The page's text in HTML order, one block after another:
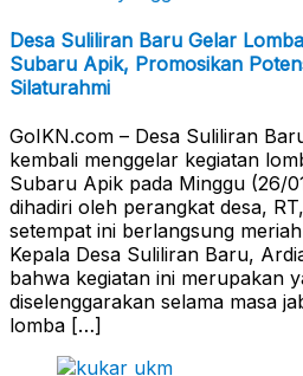
Desa Suliliran Baru Gelar
Subaru Apik, Promosikan
Silaturahmi
GoIKN.com – Desa Suliliran
kembali menggelar kegiatan
Subaru Apik pada Minggu (26/
dihadiri oleh perangkat desa,
setempat ini berlangsung
Kepala Desa Suliliran Baru,
bahwa kegiatan ini merupakan
diselenggarakan selama masa
lomba […]